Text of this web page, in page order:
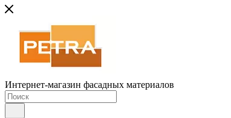
Интернет-магазин фасадных материалов